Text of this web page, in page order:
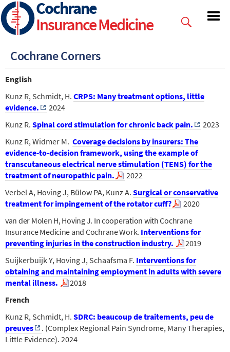
Skip
to
main
Cochrane
Insurance Medicine
Cochrane Corners
English
Kunz R, Schmidt, H. CRPS: Many treatment options, little
evidence.
2024
Kunz R. Spinal cord stimulation for chronic back pain.
2023
Kunz R, Widmer M. Coverage decisions by insurers: The
evidence‐to‐decision framework, using the example of
transcutaneous electrical nerve stimulation (TENS) for the
treatment of neuropathic pain.
2022
Verbel A, Hoving J, Bülow PA, Kunz A. Surgical or conservative
treatment for impingement of the rotator cuff?
2020
van der Molen H, Hoving J. In cooperation with Cochrane
Insurance Medicine and Cochrane Work. Interventions for
preventing injuries in the construction industry.
2019
Suijkerbuijk Y, Hoving J, Schaafsma F. Interventions for
obtaining and maintaining employment in adults with severe
mental illness.
2018
French
Kunz R, Schmidt, H. SDRC: beaucoup de traitements, peu de
preuves
. (Complex Regional Pain Syndrome, Many Therapies,
Little Evidence). 2024